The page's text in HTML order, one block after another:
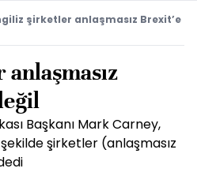
şirketler anlaşmasız Brexit’e
Başkanı Mark Carney,
şirketler (anlaşmasız